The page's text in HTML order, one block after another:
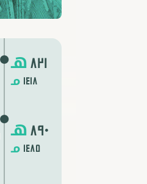
هـ821
مـ 1418
هـ890
مـ 1485